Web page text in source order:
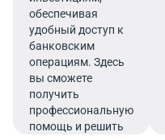
обеспечивая
удобный доступ к
банковским
операциям. Здесь
вы сможете
получить
профессиональную
помощь и решить